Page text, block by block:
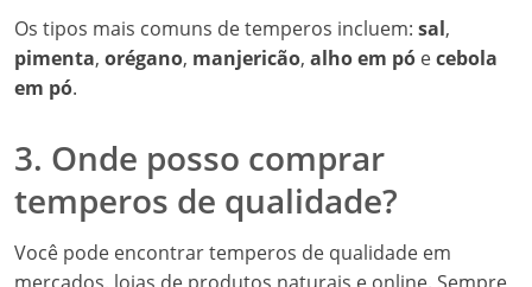
Os tipos mais comuns de temperos incluem: sal,
pimenta, orégano, manjericão, alho em pó ecebola
em pó.
3. Onde posso comprar
temperos de qualidade?
Você pode encontrar temperos de qualidade em